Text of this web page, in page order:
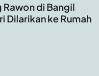
Rawon di Bangil
Dilarikan ke Rumah